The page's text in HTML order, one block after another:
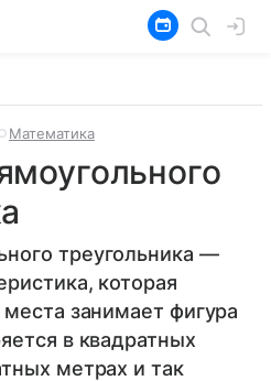
Математика
треугольника —
которая
занимает фигура
в квадратных
метрах и так